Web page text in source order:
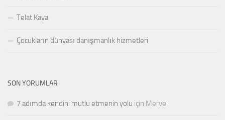
Telat Kaya
Çocukların dünyası danışmanlık hizmetleri
SON YORUMLAR
7 adımda kendini mutlu etmenin yolu için Merve